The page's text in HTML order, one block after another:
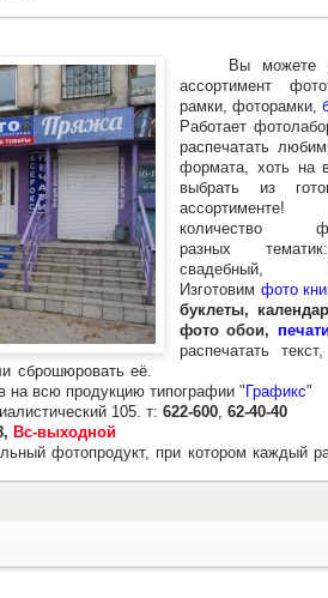
Вы можете
ассортимент
рамки, фоторамки,
Работает
распечатать
формата, хоть на
выбрать из
количество
разных
Изготовим фото
буклеты,
фото обои,
распечатать
сброшюровать её.
на всю продукцию типографии " Графикс"
105. т: 622-600, 62-40-40
Вс-выходной
фотопродукт, при котором каждый